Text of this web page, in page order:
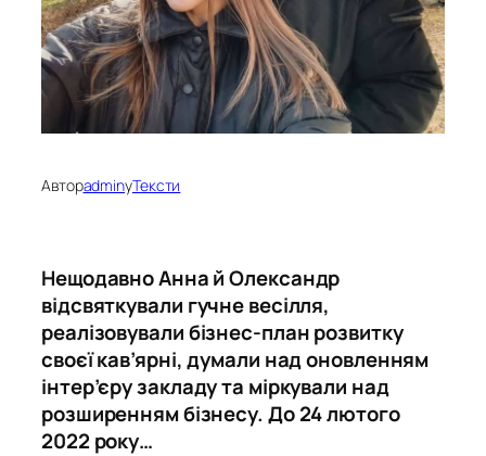
АвторadminуТексти
Нещодавно Анна й Олександр
відсвяткували гучне весілля,
реалізовували бізнес-план розвитку
своєї кав’ярні, думали над оновленням
інтер’єру закладу та міркували над
розширенням бізнесу. До 24 лютого
2022 року…